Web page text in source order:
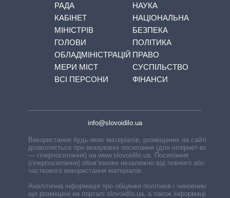
РАДА
КАБІНЕТ
МІНІСТРІВ
ГОЛОВИ
ОБЛАДМІНІСТРАЦІЙ
МЕРИ МІСТ
ВСІ ПЕРСОНИ
НАУКА
НАЦІОНАЛЬНА
БЕЗПЕКА
ПОЛІТИКА
ПРАВО
СУСПІЛЬСТВО
ФІНАНСИ
info@slovoidilo.ua
Використання будь-яких матеріалів, розміщених на сайті,
дозволяється при вказуванні посилання (для інтернет-видань
— гіперпосилання) на www.slovoidilo.ua. Посилання
(гіперпосилання) обов’язкове незалежно від повного або
часткового використання матеріалів.
Аналітична інформація про обіцянки політиків і чиновників,
що розміщені на порталі slovoidilo.ua, а також інформація про